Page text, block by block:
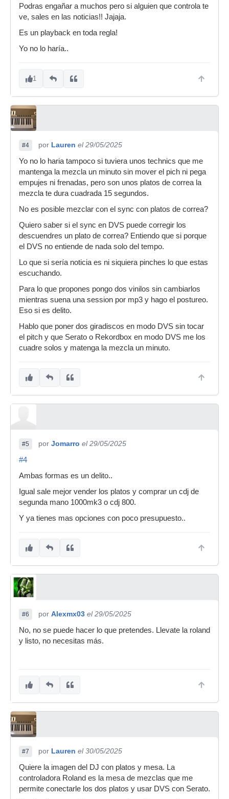
Podras engañar a muchos pero si alguien que controla te
ve, sales en las noticias!! Jajaja.
Es un playback en toda regla!
Yo no lo haría..
1
#4 por Lauren el 29/05/2025
Yo no lo haria tampoco si tuviera unos technics que me
mantenga la mezcla un minuto sin mover el pich ni pega
empujes ni frenadas, pero son unos platos de correa la
mezcla te dura cuadrada 15 segundos.
No es posible mezclar con el sync con platos de correa?
Quiero saber si el sync en DVS puede corregir los
descuendres un plato de correa? Entiendo que si porque
el DVS no entiende de nada solo del tempo.
Lo que si sería noticia es ni siquiera pinches lo que estas
escuchando.
Para lo que propones pongo dos vinilos sin cambiarlos
mientras suena una session por mp3 y hago el postureo.
Eso si es delito.
Hablo que poner dos giradiscos en modo DVS sin tocar
el pitch y que Serato o Rekordbox en modo DVS me los
cuadre solos y matenga la mezcla un minuto.
#5 por Jomarro el 29/05/2025
#4
Ambas formas es un delito..
Igual sale mejor vender los platos y comprar un cdj de
segunda mano 1000mk3 o cdj 800.
Y ya tienes mas opciones con poco presupuesto..
#6 por Alexmx03 el 29/05/2025
No, no se puede hacer lo que pretendes. Llevate la roland
y listo, no necesitas más.
#7 por Lauren el 30/05/2025
Quiere la imagen del DJ con platos y mesa. La
controladora Roland es la mesa de mezclas que me
permite conectarle los dos platos y usar DVS con Serato.